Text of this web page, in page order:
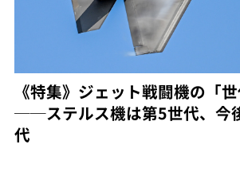
《特集》ジェット戦闘機の「
──ステルス機は第5世代、今
代